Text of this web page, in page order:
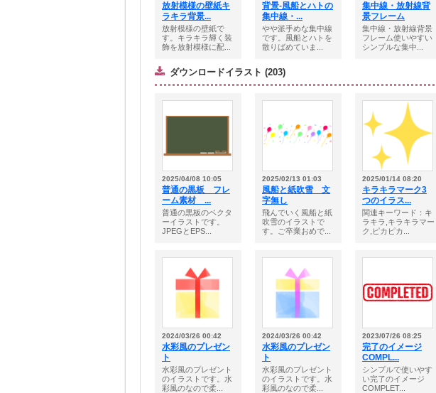
放射模様の壁紙キ
ラキラ背景...
放射模様の壁紙で
す。キラキラ輝く装
飾を放射模様に配...
背景-風船とハトの
集中線・...
やや派手めな集中線
です。風船とハトを
散りばめていま...
集中線・放射線背
景フレーム
集中線・放射線背景
フレーム使いやすい
シンプルな集中...
ダウンロードイラスト (203)
2025/04/08 10:05
普通の黒板 フレ
ーム素材 ...
普通の黒板のベクタ
ーイラストです。
JPEGとEPS...
2025/02/13 01:03
風船と紙吹雪 文
字無し
飛んでいく風船と紙
吹雪のイラストで
す。ご卒業おめで...
2025/01/14 08:20
キラキラマーク3
つのイラス...
関連キーワード：キ
ラキラ,キラキラマー
ク,ピカピカ...
2024/03/26 00:42
水彩風のプレゼン
ト
水彩風のプレゼント
のイラストです。水
彩風のなので柔...
2024/03/26 00:42
水彩風のプレゼン
ト
水彩風のプレゼント
のイラストです。水
彩風のなので柔...
2023/07/26 08:25
完了のイメージ
COMPL...
シンプルで使いやす
い完了のイメージ
COMPLET...